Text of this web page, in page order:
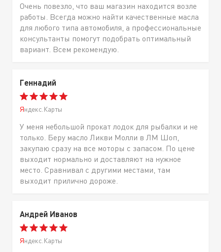
Очень повезло, что ваш магазин находится возле
работы. Всегда можно найти качественные масла
для любого типа автомобиля, а профессиональные
консультанты помогут подобрать оптимальный
вариант. Всем рекомендую.
Геннадий
Яндекс.Карты
У меня небольшой прокат лодок для рыбалки и не
только. Беру масло Ликви Молли в ЛМ Шоп,
закупаю сразу на все моторы с запасом. По цене
выходит нормально и доставляют на нужное
место. Сравнивал с другими местами, там
выходит прилично дороже.
Андрей Иванов
Яндекс.Карты